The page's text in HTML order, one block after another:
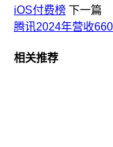
iOS付费榜 下一篇
腾讯2024年营收
相关推荐